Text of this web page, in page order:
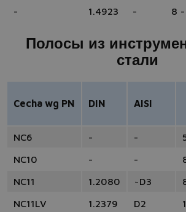
-
1.4923 - 8
Полосы из
стали
Cecha wg PN DIN AISI
NC6 - -
NC10
- -
NC11
1.2080 ~D3
NC11LV
1.2379 D2